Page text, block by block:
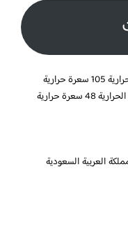
العربية السعودية